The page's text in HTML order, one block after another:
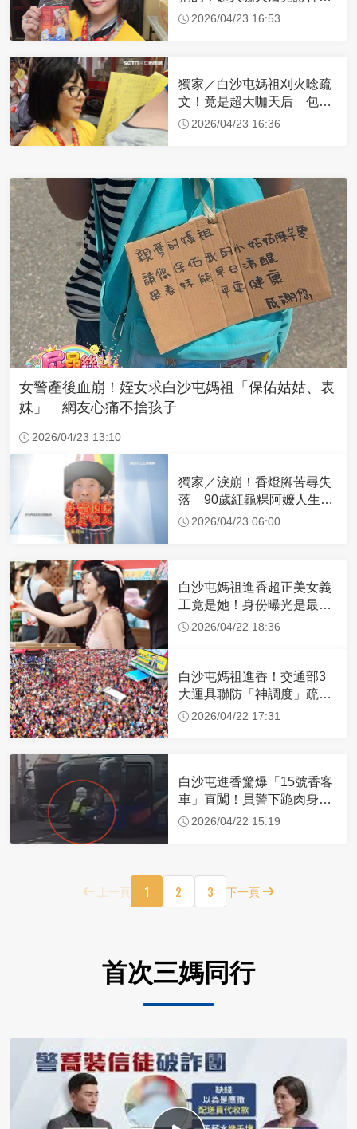
蹟 一靠近媽祖就爆哭
2026/04/23 16:53
獨家／白沙屯媽祖刈火唸疏
文！竟是超大咖天后 包尿
布忍尿5小時不喊累
2026/04/23 16:36
女警產後血崩！姪女求白沙屯媽祖「保佑姑姑、表
妹」 網友心痛不捨孩子
2026/04/23 13:10
獨家／淚崩！香燈腳苦尋失
落 90歲紅龜粿阿嬤人生謝
幕2026/04/23 06:00
白沙屯媽祖進香超正美女義
工竟是她！身份曝光是最美
禮生 一輩子不結婚
2026/04/22 18:36
白沙屯媽祖進香！交通部3
大運具聯防「神調度」疏運
32.1萬創新高
2026/04/22 17:31
白沙屯進香驚爆「15號香客
車」直闖！員警下跪肉身擋
車：讓行人先過
2026/04/22 15:19
上一頁 1 2 3 下一頁
首次三媽同行